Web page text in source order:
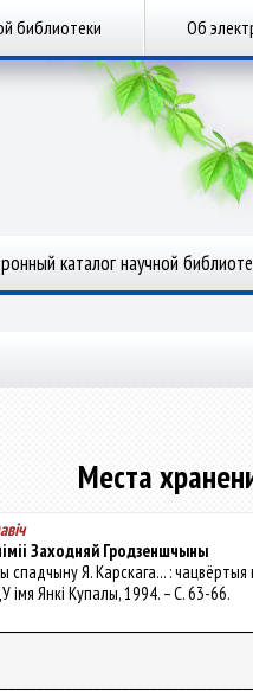
библиотеки Об
каталог научной
Места
Заходняй Гродзеншчыны
Я. Карскага... : чацвёртыя
імя Янкі Купалы, 1994. – С. 63-66.